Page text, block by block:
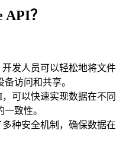
？
发人员可以轻松地将文件
访问和共享。
可以快速实现数据在不同
致性。
种安全机制，确保数据在